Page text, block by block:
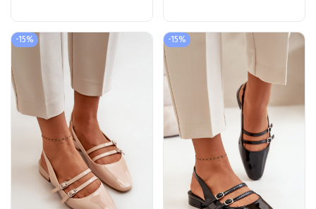
-15% -15%